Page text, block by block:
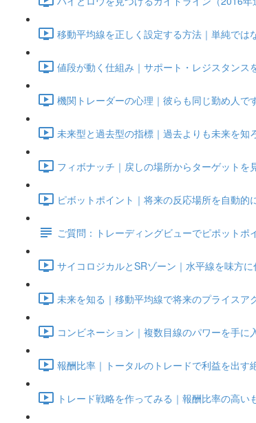
移動平均線を正しく設定する方法｜単純では
値段が動く仕組み｜サポート・レジスタンス
機関トレーダーの心理｜彼らも同じ勤め人で
未来型と過去型の指標｜過去よりも未来を知
フィボナッチ｜戻しの場所からターゲットを
ピボットポイント｜将来の反応場所を自動的
ご質問：トレーディングビューでピポットポ
サイコロジカルとSRゾーン｜水平線を味方
未来を知る｜移動平均線で将来のプライスア
コンビネーション｜複数目線のパワーを手に
報酬比率｜トータルのトレードで利益を出す
トレード戦略を作ってみる｜報酬比率の高